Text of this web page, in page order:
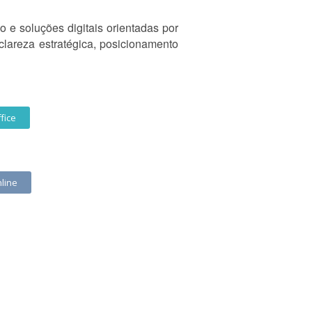
e soluções digitais orientadas por
estratégica, posicionamento